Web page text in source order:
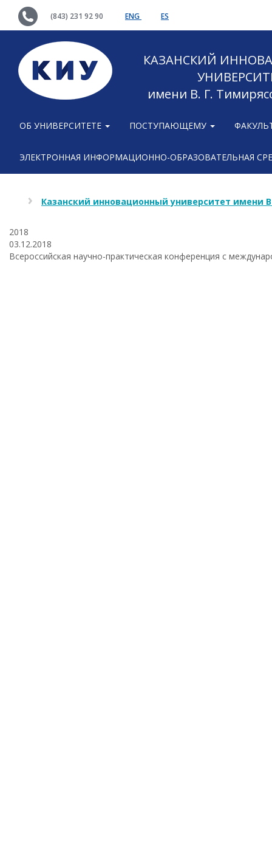
(843) 231 92 90 ENG ES
КАЗАНСКИЙ
имени В. Г.
ОБ УНИВЕРСИТЕТЕ ПОСТУПАЮЩЕМУ
ЭЛЕКТРОННАЯ ИНФОРМАЦИОННО-ОБРАЗОВАТЕЛЬНАЯ
Казанский инновационный университет имени
2018
03.12.2018
Всероссийская научно-практическая конференция с